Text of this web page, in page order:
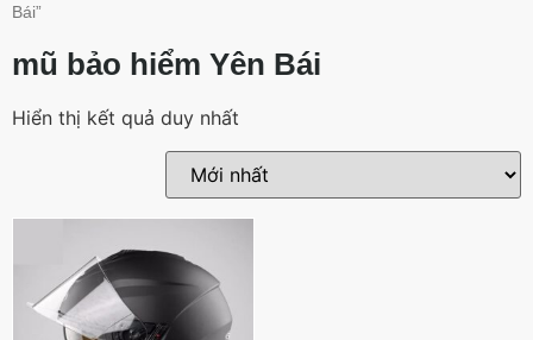
Bái”
mũ bảo hiểm Yên Bái
Hiển thị kết quả duy nhất